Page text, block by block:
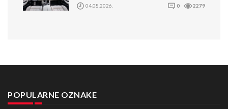
04.08.2026. 0 2279
POPULARNE OZNAKE